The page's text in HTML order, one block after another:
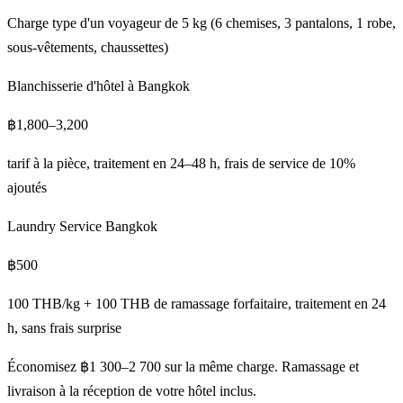
Charge type d'un voyageur de 5 kg (6 chemises, 3 pantalons, 1 robe,
sous-vêtements, chaussettes)
Blanchisserie d'hôtel à Bangkok
฿1,800–3,200
tarif à la pièce, traitement en 24–48 h, frais de service de 10%
ajoutés
Laundry Service Bangkok
฿500
100 THB/kg + 100 THB de ramassage forfaitaire, traitement en 24
h, sans frais surprise
Économisez ฿1 300–2 700 sur la même charge. Ramassage et
livraison à la réception de votre hôtel inclus.